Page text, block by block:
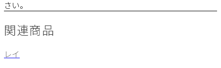
さい。
関連商品
レイ